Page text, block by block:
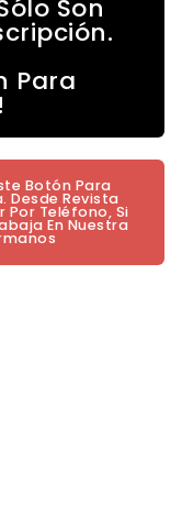
Son
Para
Botón Para
Desde Revista
Por Teléfono, Si
En Nuestra